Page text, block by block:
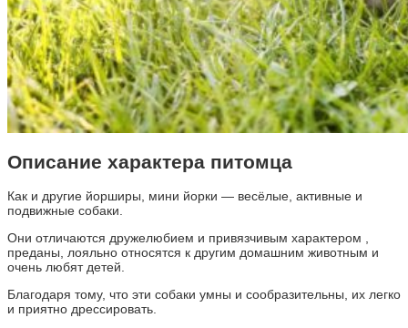
Описание характера питомца
Как и другие йорширы, мини йорки — весёлые, активные и
подвижные собаки.
Они отличаются дружелюбием и привязчивым характером ,
преданы, лояльно относятся к другим домашним животным и
очень любят детей.
Благодаря тому, что эти собаки умны и сообразительны, их легко
и приятно дрессировать.